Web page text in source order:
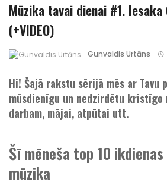
Mūzika tavai dienai #1. Iesaka
(+VIDEO)
Gunvaldis Urtāns
Hi! Šajā rakstu sērijā mēs ar Tavu
mūsdienīgu un nedzirdētu
darbam, mājai, atpūtai utt.
Šī mēneša top 10
mūzika